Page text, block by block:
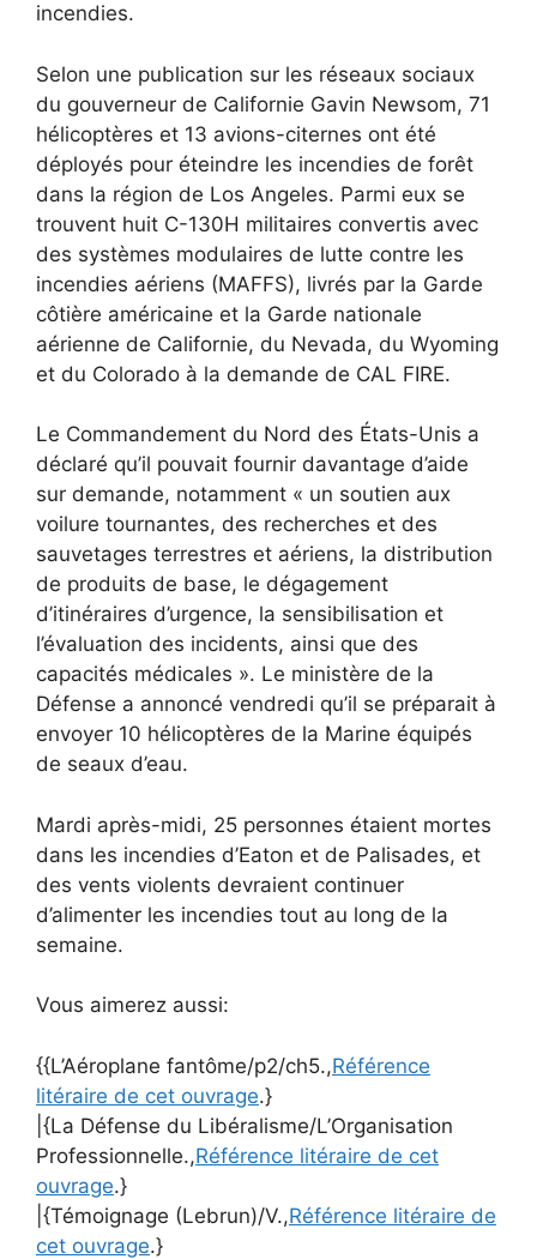
incendies.
Selon une publication sur les réseaux sociaux
du gouverneur de Californie Gavin Newsom, 71
hélicoptères et 13 avions-citernes ont été
déployés pour éteindre les incendies de forêt
dans la région de Los Angeles. Parmi eux se
trouvent huit C-130H militaires convertis avec
des systèmes modulaires de lutte contre les
incendies aériens (MAFFS), livrés par la Garde
côtière américaine et la Garde nationale
aérienne de Californie, du Nevada, du Wyoming
et du Colorado à la demande de CAL FIRE.
Le Commandement du Nord des États-Unis a
déclaré qu’il pouvait fournir davantage d’aide
sur demande, notamment « un soutien aux
voilure tournantes, des recherches et des
sauvetages terrestres et aériens, la distribution
de produits de base, le dégagement
d’itinéraires d’urgence, la sensibilisation et
l’évaluation des incidents, ainsi que des
capacités médicales ». Le ministère de la
Défense a annoncé vendredi qu’il se préparait à
envoyer 10 hélicoptères de la Marine équipés
de seaux d’eau.
Mardi après-midi, 25 personnes étaient mortes
dans les incendies d’Eaton et de Palisades, et
des vents violents devraient continuer
d’alimenter les incendies tout au long de la
semaine.
Vous aimerez aussi:
{{L’Aéroplane fantôme/p2/ch5.,Référence
litéraire de cet ouvrage.}
|{La Défense du Libéralisme/L’Organisation
Professionnelle.,Référence litéraire de cet
ouvrage.}
|{Témoignage (Lebrun)/V.,Référence litéraire de
cet ouvrage.}